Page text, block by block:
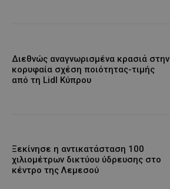
Διεθνώς αναγνωρισμένα κρασιά στην
κορυφαία σχέση ποιότητας-τιμής
από τη Lidl Κύπρου
Ξεκίνησε η αντικατάσταση 100
χιλιομέτρων δικτύου ύδρευσης στο
κέντρο της Λεμεσού